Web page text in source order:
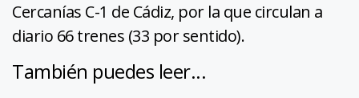
Cercanías C-1 de Cádiz, por la que circulan a
diario 66 trenes (33 por sentido).
También puedes leer...